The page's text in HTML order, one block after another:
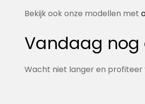
Bekijk ook onze modellen met
Vandaag nog
Wacht niet langer en profiteer